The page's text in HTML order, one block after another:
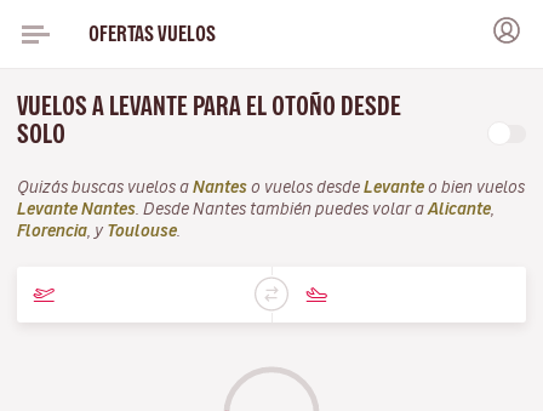
OFERTAS VUELOS
VUELOS A LEVANTE PARA EL OTOÑO DESDE
SOLO
Quizás buscas vuelos a Nantes o vuelos desde Levante o bien vuelos
Levante Nantes . Desde Nantes también puedes volar a Alicante
Florencia , y Toulouse